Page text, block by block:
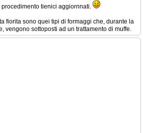
tienici aggiornnati.
fiorita sono quei tipi di formaggi che, durante la
vengono sottoposti ad un trattamento di muffe.